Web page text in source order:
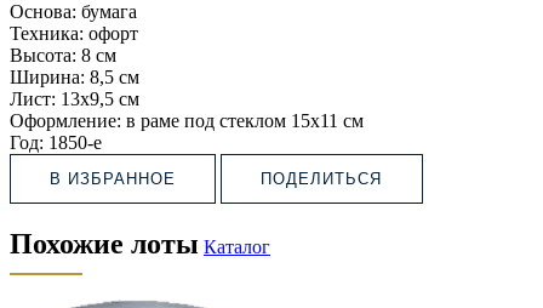
Основа: бумага
Техника: офорт
Высота: 8 см
Ширина: 8,5 см
Лист: 13х9,5 см
Оформление: в раме под стеклом 15х11 см
Год: 1850-е
В ИЗБРАННОЕ ПОДЕЛИТЬСЯ
Похожие лоты Каталог